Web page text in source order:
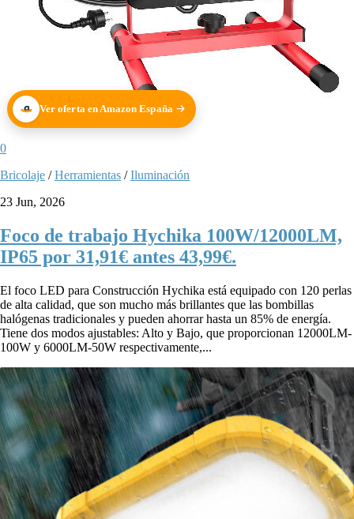
Ver oferta en Amazon España
0
Bricolaje /Herramientas /Iluminación
23 Jun, 2026
Foco de trabajo Hychika 100W/12000LM,
IP65 por 31,91€ antes 43,99€.
El foco LED para Construcción Hychika está equipado con 120 perlas
de alta calidad, que son mucho más brillantes que las bombillas
halógenas tradicionales y pueden ahorrar hasta un 85% de energía.
Tiene dos modos ajustables: Alto y Bajo, que proporcionan 12000LM-
100W y 6000LM-50W respectivamente,...